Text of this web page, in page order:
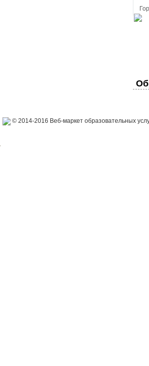
© 2014-2016 Веб-маркет образовательных